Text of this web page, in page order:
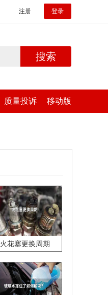
注册 登录
搜索
质量投诉 移动版
火花塞更换周期